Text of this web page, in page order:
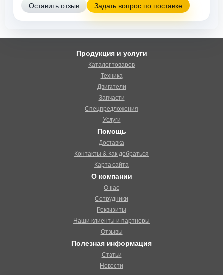
Оставить отзыв Задать вопрос по поставке
Продукция и услуги
Каталог товаров
Техника
Двигатели
Запчасти
Спецпредложения
Услуги
Помощь
Доставка
Контакты & Как добраться
Карта сайта
О компании
О нас
Сотрудники
Реквизиты
Наши клиенты и партнеры
Отзывы
Полезная информация
Статьи
Новости